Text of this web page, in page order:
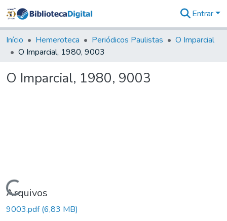
&
Coleções
Tudo na
Digital
Entrar
Início Hemeroteca Periódicos Paulistas
O Imparcial
O Imparcial, 1980, 9003
O Imparcial, 1980, 9003
Carregando...
Arquivos
9003.pdf(6,83 MB)